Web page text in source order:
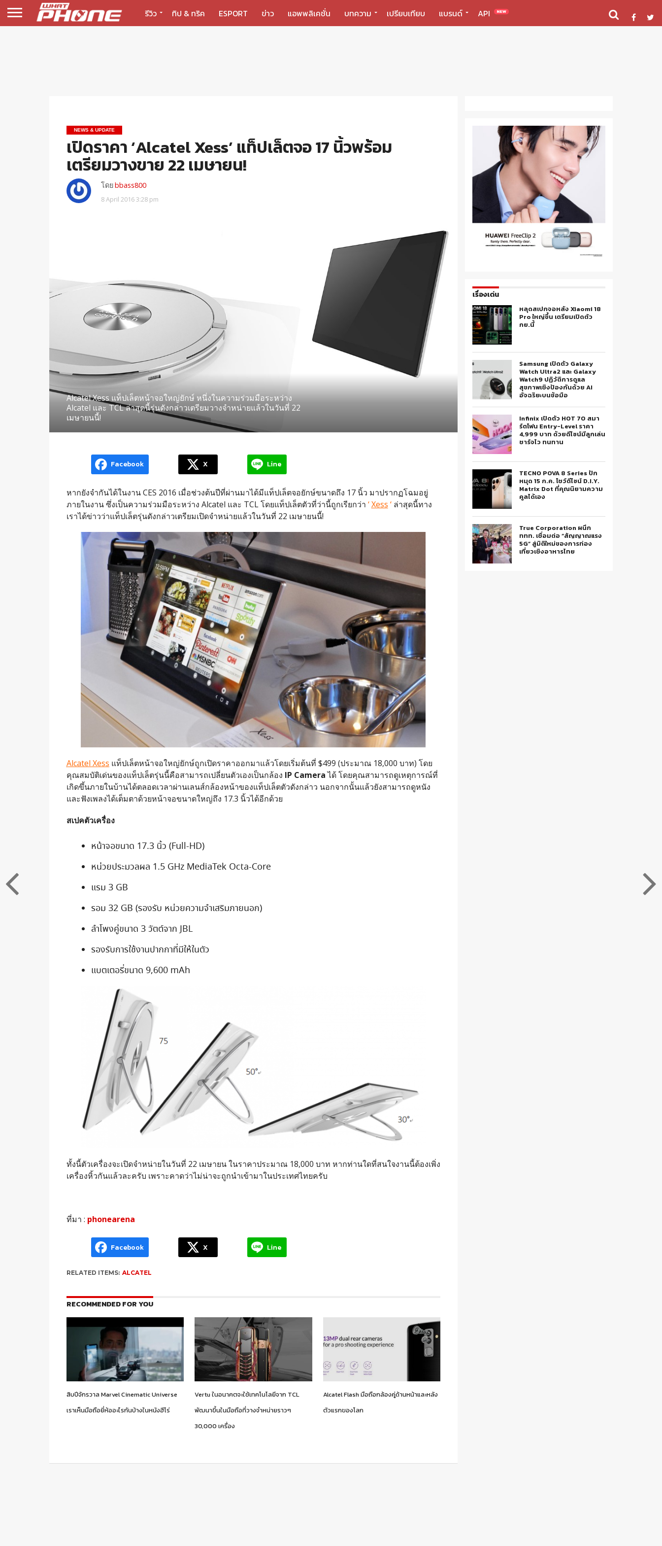
รีวิว ทิป & ทริค ESPORT ข่าว แอพพลิเคชั่น บทความ เปรียบเทียบ แบรนด์ API NEW
NEWS & UPDATE
เปิดราคา ‘Alcatel Xess’ แท็ปเล็ตจอ 17 นิ้วพร้อม
เตรียมวางขาย 22 เมษายน!
โดยbbass800
8 April 2016 3:28 pm
Alcatel Xess แท็ปเล็ตหน้าจอใหญ่ยักษ์ หนึ่งในความร่วมมือระหว่าง
Alcatel และ TCL ล่าสุดนี้รุ่นดังกล่าวเตรียมวางจำหน่ายแล้วในวันที่ 22
เมษายนนี้!
Facebook X Line
หากยังจำกันได้ในงาน CES 2016 เมื่อช่วงต้นปีที่ผ่านมาได้มีแท็ปเล็ตจอยักษ์ขนาดถึง 17 นิ้ว มาปรากฏโฉมอยู่
ภายในงาน ซึ่งเป็นความร่วมมือระหว่าง Alcatel และ TCL โดยแท็ปเล็ตตัวที่ว่านี้ถูกเรียกว่า ‘Xess ‘ล่าสุดนี้ทาง
เราได้ข่าวว่าแท็ปเล็ตรุ่นดังกล่าวเตรียมเปิดจำหน่ายแล้วในวันที่ 22 เมษายนนี้!
Alcatel Xess แท็ปเล็ตหน้าจอใหญ่ยักษ์ถูกเปิดราคาออกมาแล้วโดยเริ่มต้นที่ $499 (ประมาณ 18,000 บาท) โดย
คุณสมบัติเด่นของแท็ปเล็ตรุ่นนี้คือสามารถเปลี่ยนตัวเองเป็นกล้อง IP Cameraได้ โดยคุณสามารถดูเหตุการณ์ที่
เกิดขึ้นภายในบ้านได้ตลอดเวลาผ่านเลนส์กล้องหน้าของแท็ปเล็ตตัวดังกล่าว นอกจากนั้นแล้วยังสามารถดูหนัง
และฟังเพลงได้เต็มตาด้วยหน้าจอขนาดใหญ่ถึง 17.3 นิ้วได้อีกด้วย
สเปคตัวเครื่อง
หน้าจอขนาด 17.3 นิ้ว (Full-HD)
หน่วยประมวลผล 1.5 GHz MediaTek Octa-Core
แรม 3 GB
รอม 32 GB (รองรับ หน่วยความจำเสริมภายนอก)
ลำโพงคู่ขนาด 3 วัตต์จาก JBL
รองรับการใช้งานปากกาที่มีให้ในตัว
แบตเตอรี่ขนาด 9,600 mAh
ทั้งนี้ตัวเครื่องจะเปิดจำหน่ายในวันที่ 22 เมษายน ในราคาประมาณ 18,000 บาท หากท่านใดที่สนใจงานนี้ต้องเพิ่ง
เครื่องหิ้วกันแล้วละครับ เพราะคาดว่าไม่น่าจะถูกนำเข้ามาในประเทศไทยครับ
ที่มา : phonearena
Facebook X Line
RELATED ITEMS: ALCATEL
RECOMMENDED FOR YOU
สิบปีจักรวาล Marvel Cinematic Universe
เราเห็นมือถือยี่ห้ออะไรกันบ้างในหนังฮีโร่
Vertu ในอนาคตจะใช้เทคโนโลยีจาก TCL
พัฒนาขึ้นในมือถือที่วางจำหน่ายราวๆ
30,000 เครื่อง
Alcatel Flash มือถือกล้องคู่ด้านหน้าและหลัง
ตัวแรกของโลก
เรื่องเด่น
หลุดสเปกจอหลัง Xiaomi 18
Pro ใหญ่ขึ้น เตรียมเปิดตัว
กย.นี้
Samsung เปิดตัว Galaxy
Watch Ultra2 และ Galaxy
Watch9 ปฏิวัติการดูแล
สุขภาพเชิงป้องกันด้วย AI
อัจฉริยะบนข้อมือ
Infinix เปิดตัว HOT 70 สมา
ร์ตโฟน Entry-Level ราคา
4,999 บาท ด้วยดีไซน์มีลูกเล่น
ชาร์จไว ทนทาน
TECNO POVA 8 Series ปัก
หมุด 15 ก.ค. โชว์ดีไซน์ D.I.Y.
Matrix Dot ที่คุณนิยามความ
คูลได้เอง
True Corporation ผนึก
ททท. เชื่อมต่อ “สัญญาณแรง
5G” สู่มิติใหม่ของการท่อง
เที่ยวเชิงอาหารไทย